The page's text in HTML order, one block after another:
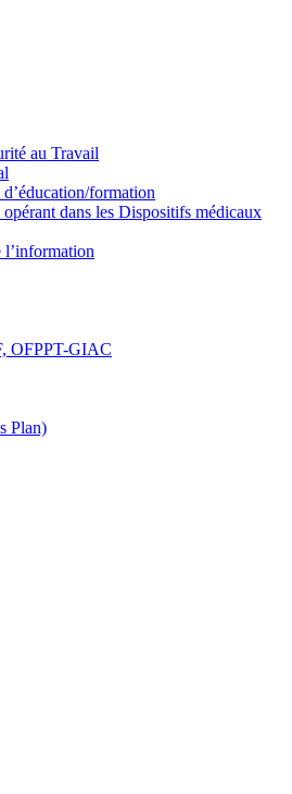
au Travail
formation
dans les Dispositifs médicaux
l’information
OFPPT-GIAC
Plan)